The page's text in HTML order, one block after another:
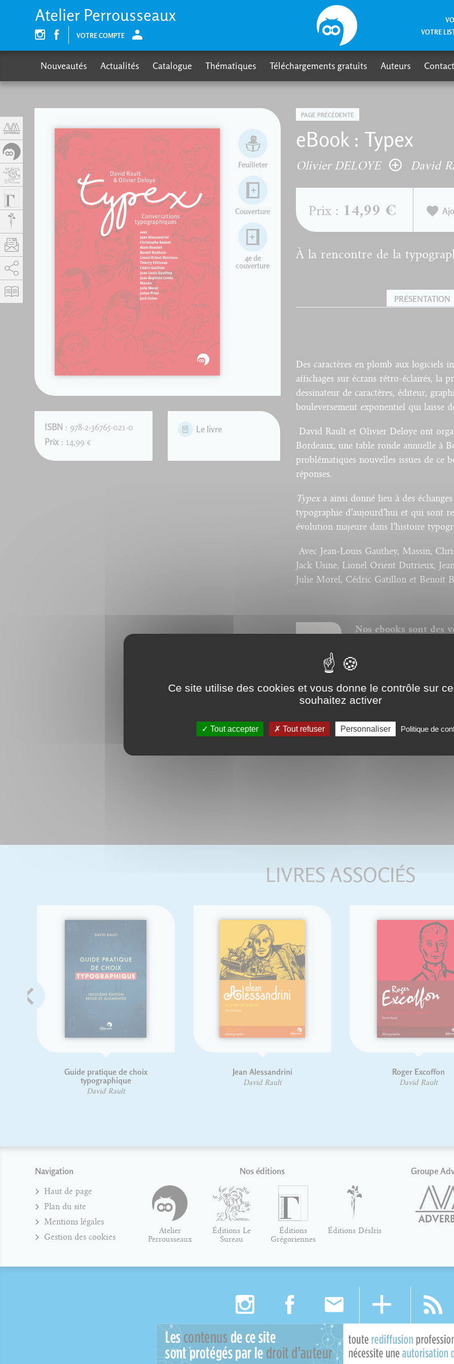
PAGE PRÉCÉDENTE
eBook : Typex
Olivier DELOYE David
Feuilleter
Couverture
4e de
couverture
ISBN : 978-2-36765-021-0
Prix: 14,99 €
Le livre
Prix : 14,99 €
À la rencontre de la
PRÉSENTATION
Des caractères en plomb aux logiciels
affichages sur écrans rétro-éclairés, la
dessinateur de caractères, éditeur,
bouleversement exponentiel qui laisse
David Rault et Olivier Deloye ont
Bordeaux, une table ronde annuelle à
problématiques nouvelles issues de ce
réponses.
Typexa ainsi donné lieu à des
typographie d’aujourd’hui et qui sont
évolution majeure dans l’histoire
Avec Jean-Louis Gauthey, Massin,
Jack Usine, Lionel Orient Dutrieux,
Julie Morel, Cédric Gatillon et Benoît
Nos ebooks sont des
nos catalogues. Ils
corps pour la police,
donc respectée et la
couverture.
Ce format peut être lu par le
tactiles de type iPad, Archos, Asus
LIVRES ASSOCIÉS
Guide pratique de choix
typographique
David Rault
Jean Alessandrini
David Rault
Roger Excoffon
David Rault
Navigation
Haut de page
Plan du site
Mentions légales
Gestion des cookies
Nos éditions
Atelier
Perrousseaux
Éditions Le
Sureau
Éditions
Grégoriennes
Éditions DésIris
Groupe
Atelier Perrousseaux
VOTRE COMPTE
VOTRE
Nouveautés Actualités Catalogue Thématiques Téléchargements gratuits Auteurs
AddThis est désactivé. Autoriser
Panneau de gestion des cookies
Ce site utilise des cookies et vous donne le contrôle sur
souhaitez activer
Tout accepter Tout refuser Personnaliser Politique de